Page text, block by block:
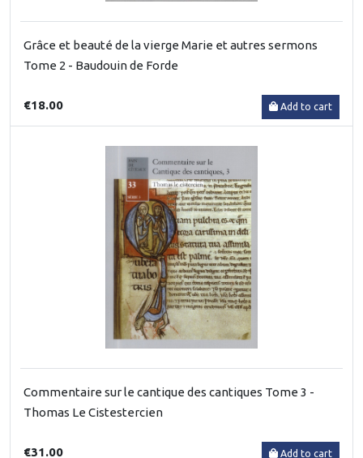
Grâce et beauté de la vierge Marie et autres sermons
Tome 2 - Baudouin de Forde
€18.00 Add to cart
Commentaire sur le cantique des cantiques Tome 3 -
Thomas Le Cistestercien
€31.00 Add to cart